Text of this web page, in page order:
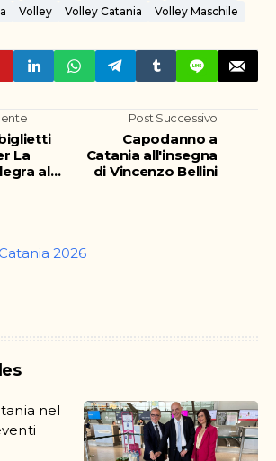
Volley Volley Catania Volley Maschile
La
al
Post Successivo
Capodanno a
Catania all'insegna
di Vincenzo Bellini
2026